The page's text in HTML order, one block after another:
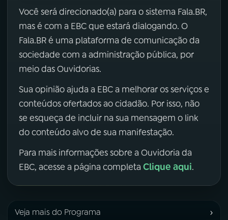
Você será direcionado(a) para o sistema Fala.BR,
mas é com a EBC que estará dialogando. O
Fala.BR é uma plataforma de comunicação da
sociedade com a administração pública, por
meio das Ouvidorias.
Sua opinião ajuda a EBC a melhorar os serviços e
conteúdos ofertados ao cidadão. Por isso, não
se esqueça de incluir na sua mensagem o link
do conteúdo alvo de sua manifestação.
Para mais informações sobre a Ouvidoria da
EBC, acesse a página completa Clique aqui.
Veja mais do Programa ›